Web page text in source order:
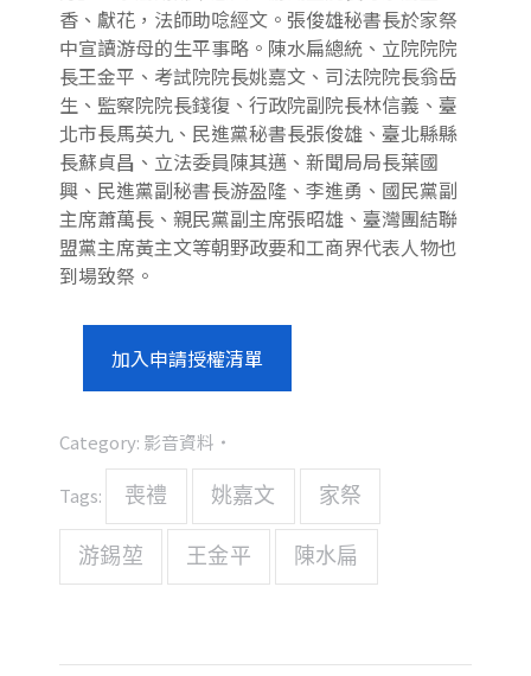
香、獻花，法師助唸經文。張俊雄秘書長於家祭
中宣讀游母的生平事略。陳水扁總統、立院院院
長王金平、考試院院長姚嘉文、司法院院長翁岳
生、監察院院長錢復、行政院副院長林信義、臺
北市長馬英九、民進黨秘書長張俊雄、臺北縣縣
長蘇貞昌、立法委員陳其邁、新聞局局長葉國
興、民進黨副秘書長游盈隆、李進勇、國民黨副
主席蕭萬長、親民黨副主席張昭雄、臺灣團結聯
盟黨主席黃主文等朝野政要和工商界代表人物也
到場致祭。
加入申請授權清單
Category: 影音資料
Tags: 喪禮 姚嘉文 家祭
游錫堃 王金平 陳水扁